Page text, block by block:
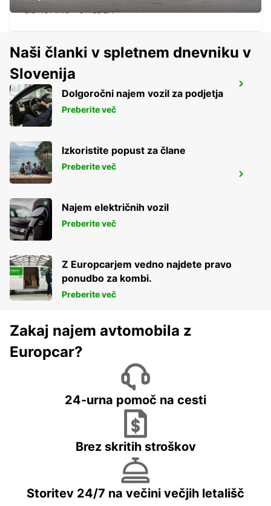
LIDKOPING - SWEDEN
UDDEVALLA
UDDEVALLA - SWEDEN
TROLLHATTAN AIRPORT
Naši članki v spletnem dnevniku v
Slovenija
Dolgoročni najem vozil za podjetja
Preberite več
Izkoristite popust za člane
Preberite več
Najem električnih vozil
Preberite več
Z Europcarjem vedno najdete pravo
ponudbo za kombi.
Preberite več
Zakaj najem avtomobila z
Europcar?
24-urna pomoč na cesti
Brez skritih stroškov
Storitev 24/7 na večini večjih letališč